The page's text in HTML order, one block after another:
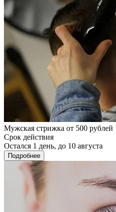
Мужская стрижка от 500 рублей
Срок действия
Остался 1 день, до 10 августа
Подробнее